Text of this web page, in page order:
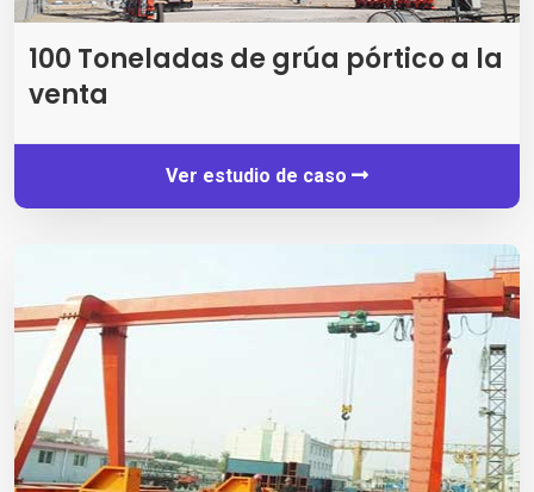
100 Toneladas de grúa pórtico a la
venta
Ver estudio de caso